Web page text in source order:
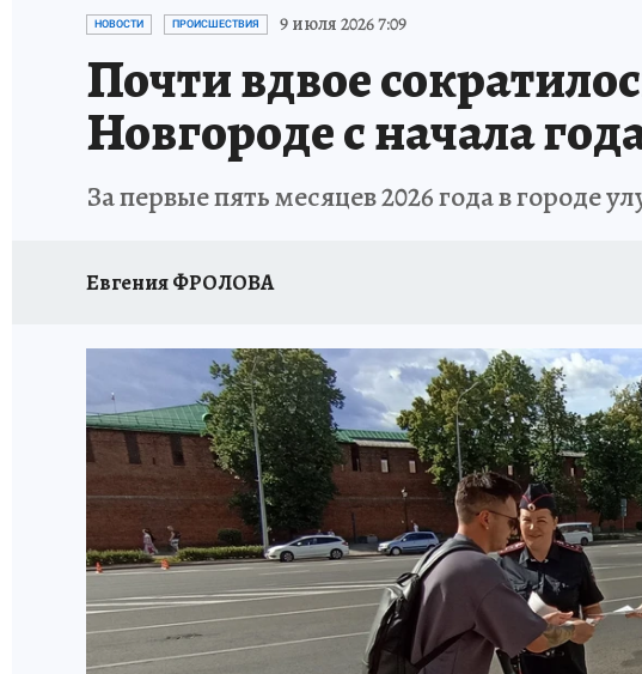
ИСПЫТАНО НА СЕБЕ
НОВОСТИ ПРОИСШЕСТВИЯ 9 июля 2026 7:09
Почти вдвое
Новгороде с начала
За первые пять месяцев 2026 года в городе
Евгения ФРОЛОВА